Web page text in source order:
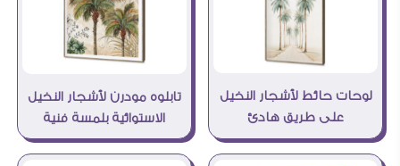
لوحات حائط لأشجار النخيل
على طريق هادئ
تابلوه مودرن لأشجار النخيل
الاستوائية بلمسة فنية